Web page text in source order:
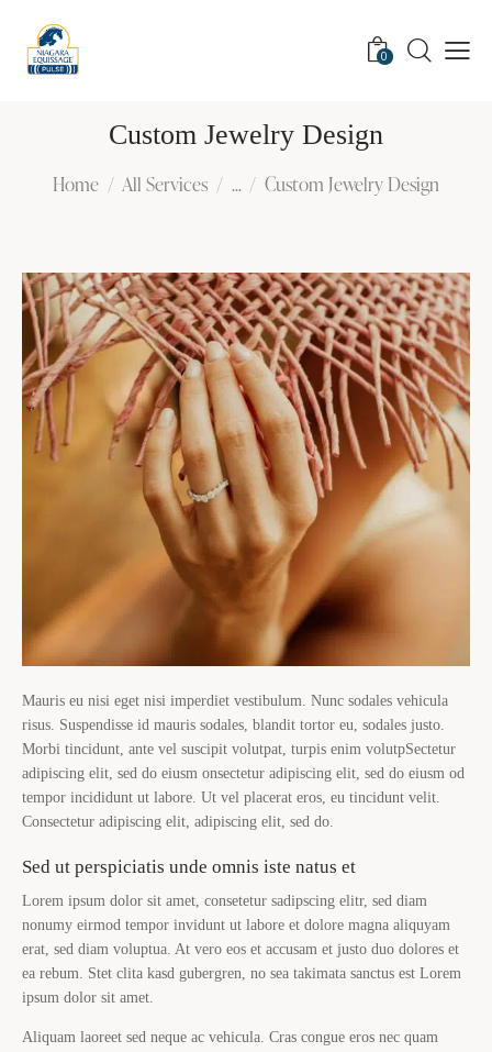
0
Custom Jewelry Design
Home All Services ... Custom Jewelry Design
Mauris eu nisi eget nisi imperdiet vestibulum. Nunc sodales vehicula
risus. Suspendisse id mauris sodales, blandit tortor eu, sodales justo.
Morbi tincidunt, ante vel suscipit volutpat, turpis enim volutpSectetur
adipiscing elit, sed do eiusm onsectetur adipiscing elit, sed do eiusm od
tempor incididunt ut labore. Ut vel placerat eros, eu tincidunt velit.
Consectetur adipiscing elit, adipiscing elit, sed do.
Sed ut perspiciatis unde omnis iste natus et
Lorem ipsum dolor sit amet, consetetur sadipscing elitr, sed diam
nonumy eirmod tempor invidunt ut labore et dolore magna aliquyam
erat, sed diam voluptua. At vero eos et accusam et justo duo dolores et
ea rebum. Stet clita kasd gubergren, no sea takimata sanctus est Lorem
ipsum dolor sit amet.
Aliquam laoreet sed neque ac vehicula. Cras congue eros nec quam